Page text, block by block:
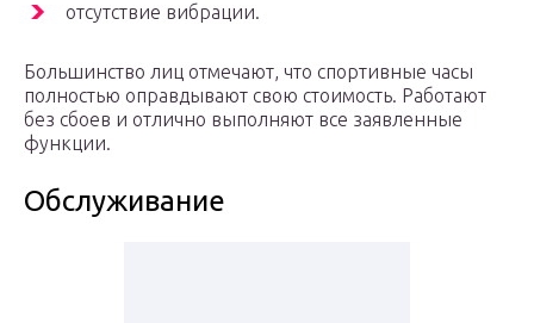
отсутствие вибрации.
Большинство лиц отмечают, что спортивные часы
полностью оправдывают свою стоимость. Работают
без сбоев и отлично выполняют все заявленные
функции.
Обслуживание